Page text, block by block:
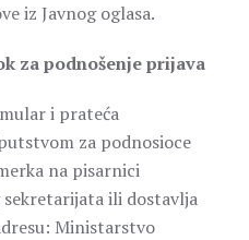
iz Javnog oglasa.
za podnošenje prijava
i prateća
za podnosioce
na pisarnici
ili dostavlja
Ministarstvo